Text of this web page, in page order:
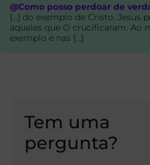
@Como posso perdoar de
[…] do exemplo de Cristo. Jesus
aqueles que O crucificaram. Ao
exemplo e nas […]
Tem uma
pergunta?